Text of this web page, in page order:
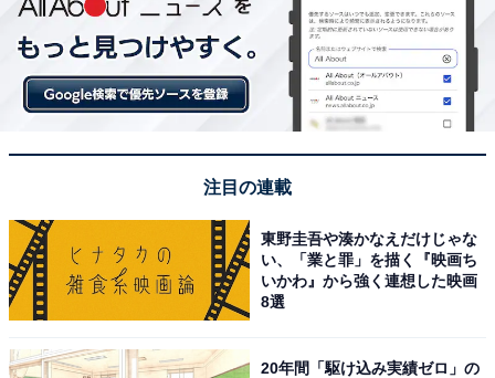
注目の連載
東野圭吾や湊かなえだけじゃな
い、「業と罪」を描く『映画ち
いかわ』から強く連想した映画
8選
20年間「駆け込み実績ゼロ」の